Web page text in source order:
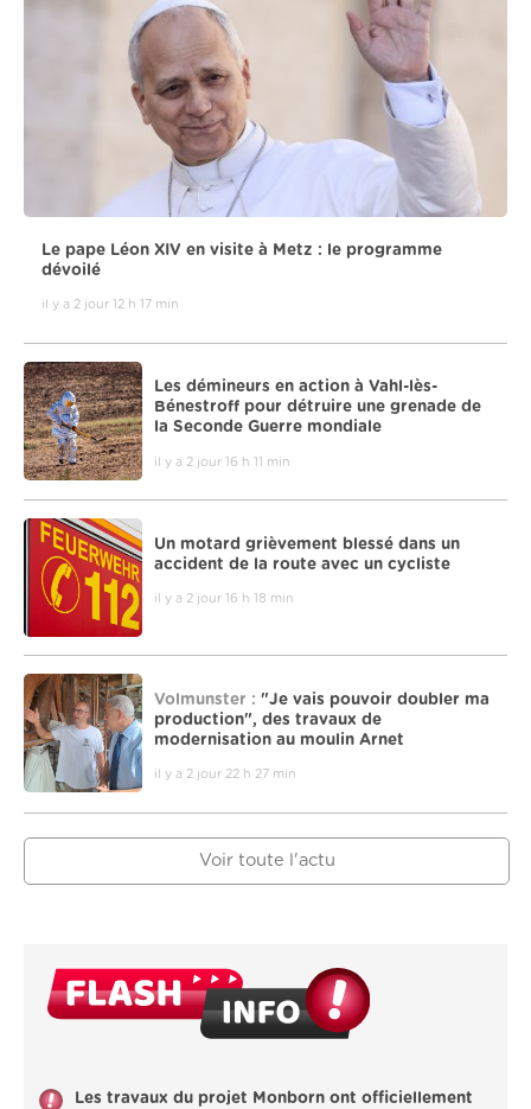
Le pape Léon XIV en visite à Metz : le programme
dévoilé
il y a 2 jour 12 h 17 min
Les démineurs en action à Vahl-lès-
Bénestroff pour détruire une grenade de
la Seconde Guerre mondiale
il y a 2 jour 16 h 11 min
Un motard grièvement blessé dans un
accident de la route avec un cycliste
il y a 2 jour 16 h 18 min
Volmunster : "Je vais pouvoir doubler ma
production", des travaux de
modernisation au moulin Arnet
il y a 2 jour 22 h 27 min
Voir toute l'actu
Les travaux du projet Monborn ont officiellement